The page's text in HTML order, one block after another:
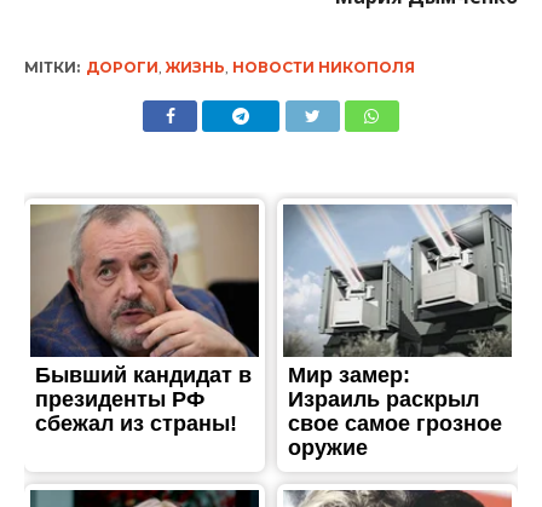
ЖИТТЯ